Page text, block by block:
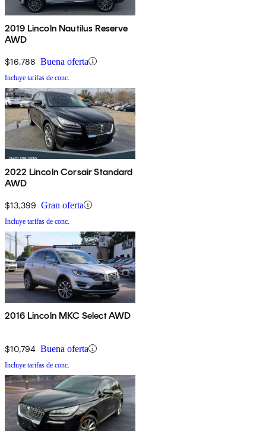
2019 Lincoln Nautilus Reserve
AWD
$16,788 Buena oferta
Incluye tarifas de conc.
2022 Lincoln Corsair Standard
AWD
$13,399 Gran oferta
Incluye tarifas de conc.
2016 Lincoln MKC Select AWD
$10,794 Buena oferta
Incluye tarifas de conc.